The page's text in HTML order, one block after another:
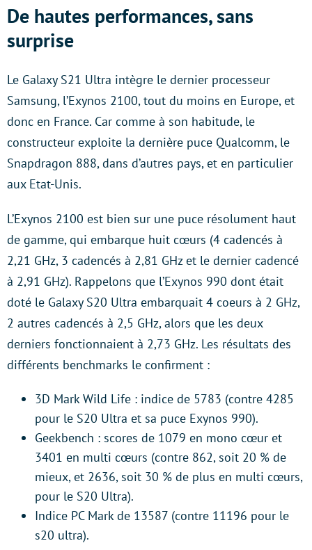
De hautes performances, sans
surprise
Le Galaxy S21 Ultra intègre le dernier processeur
Samsung, l’Exynos 2100, tout du moins en Europe, et
donc en France. Car comme à son habitude, le
constructeur exploite la dernière puce Qualcomm, le
Snapdragon 888, dans d’autres pays, et en particulier
aux Etat-Unis.
L’Exynos 2100 est bien sur une puce résolument haut
de gamme, qui embarque huit cœurs (4 cadencés à
2,21 GHz, 3 cadencés à 2,81 GHz et le dernier cadencé
à 2,91 GHz). Rappelons que l’Exynos 990 dont était
doté le Galaxy S20 Ultra embarquait 4 coeurs à 2 GHz,
2 autres cadencés à 2,5 GHz, alors que les deux
derniers fonctionnaient à 2,73 GHz. Les résultats des
différents benchmarks le confirment :
3D Mark Wild Life : indice de 5783 (contre 4285
pour le S20 Ultra et sa puce Exynos 990).
Geekbench : scores de 1079 en mono cœur et
3401 en multi cœurs (contre 862, soit 20 % de
mieux, et 2636, soit 30 % de plus en multi cœurs,
pour le S20 Ultra).
Indice PC Mark de 13587 (contre 11196 pour le
s20 ultra).